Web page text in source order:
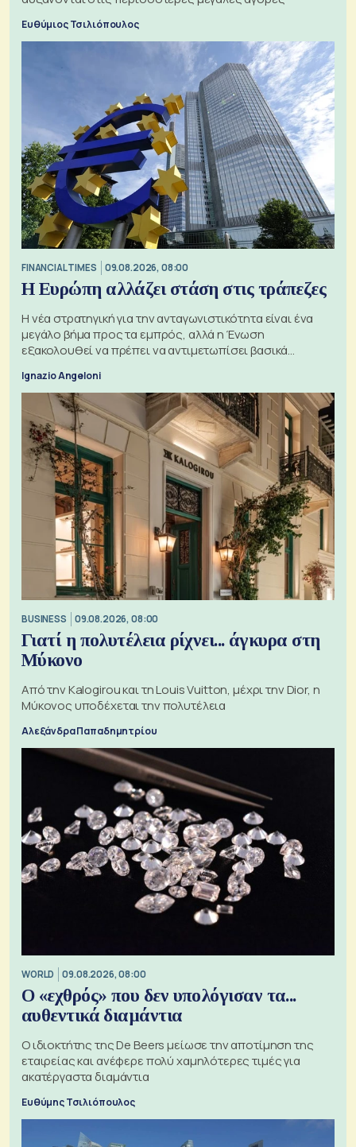
Ευθύμιος Τσιλιόπουλος
FINANCIAL TIMES 09.08.2026, 08:00
Η Ευρώπη αλλάζει στάση στις τράπεζες
Η νέα στρατηγική για την ανταγωνιστικότητα είναι ένα
μεγάλο βήμα προς τα εμπρός, αλλά η Ένωση
εξακολουθεί να πρέπει να αντιμετωπίσει βασικά
Ignazio Angeloni
BUSINESS 09.08.2026, 08:00
Γιατί η πολυτέλεια ρίχνει... άγκυρα στη
Μύκονο
Από την Kalogirou και τη Louis Vuitton, μέχρι την Dior, η
Μύκονος υποδέχεται την πολυτέλεια
Αλεξάνδρα Παπαδημητρίου
WORLD 09.08.2026, 08:00
Ο «εχθρός» που δεν υπολόγισαν τα...
αυθεντικά διαμάντια
Ο ιδιοκτήτης της De Beers μείωσε την αποτίμηση της
εταιρείας και ανέφερε πολύ χαμηλότερες τιμές για
ακατέργαστα διαμάντια
Ευθύμης Τσιλιόπουλος